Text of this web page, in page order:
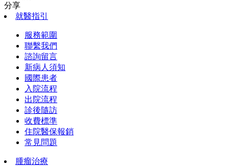
分享
就醫指引
服務範圍
聯繫我們
諮詢留言
新病人須知
國際患者
入院流程
出院流程
診後隨訪
收費標準
住院醫保報銷
常見問題
腫瘤治療